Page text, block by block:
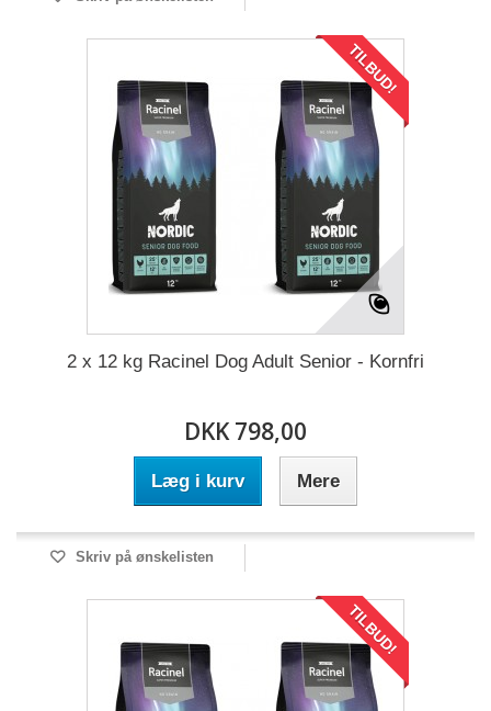
TILBUD!
2 x 12 kg Racinel Dog Adult Senior - Kornfri
DKK 798,00
Læg i kurv Mere
Skriv på ønskelisten
TILBUD!